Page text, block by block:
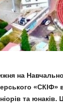
на
«СКІФ»
та юнаків.